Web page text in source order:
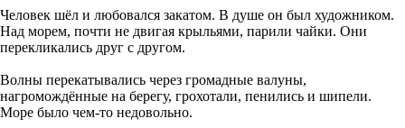
Человек шёл и любовался закатом. В душе он был художником.
Над морем, почти не двигая крыльями, парили чайки. Они
перекликались друг с другом.
Волны перекатывались через громадные валуны,
нагромождённые на берегу, грохотали, пенились и шипели.
Море было чем-то недовольно.